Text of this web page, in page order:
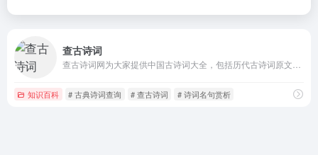
查古诗词
知识百科 # 古典诗词查询 # 查古诗词 # 诗词名句赏析